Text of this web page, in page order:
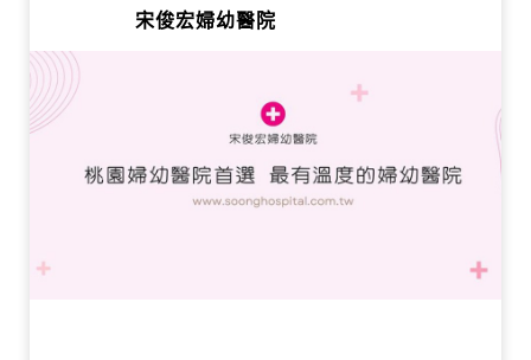
宋俊宏婦幼醫院